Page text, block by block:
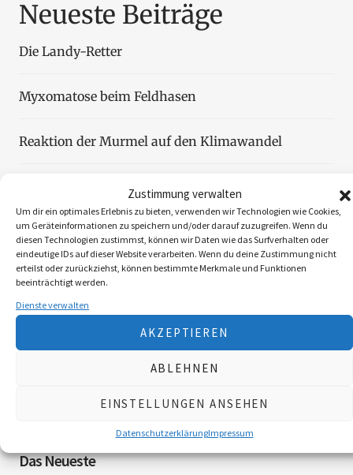
Zustimmung verwalten
Um dir ein optimales Erlebnis zu bieten, verwenden wir Technologien wie Cookies,
um Geräteinformationen zu speichern und/oder darauf zuzugreifen. Wenn du
diesen Technologien zustimmst, können wir Daten wie das Surfverhalten oder
eindeutige IDs auf dieser Website verarbeiten. Wenn du deine Zustimmung nicht
erteilst oder zurückziehst, können bestimmte Merkmale und Funktionen
beeinträchtigt werden.
Dienste verwalten
AKZEPTIEREN
ABLEHNEN
EINSTELLUNGEN ANSEHEN
DatenschutzerklärungImpressum
Neueste Beiträge
Die Landy-Retter
Myxomatose beim Feldhasen
Reaktion der Murmel auf den Klimawandel
Faszination Blattjagd
Wildzählung aus der Luft
Das Neueste